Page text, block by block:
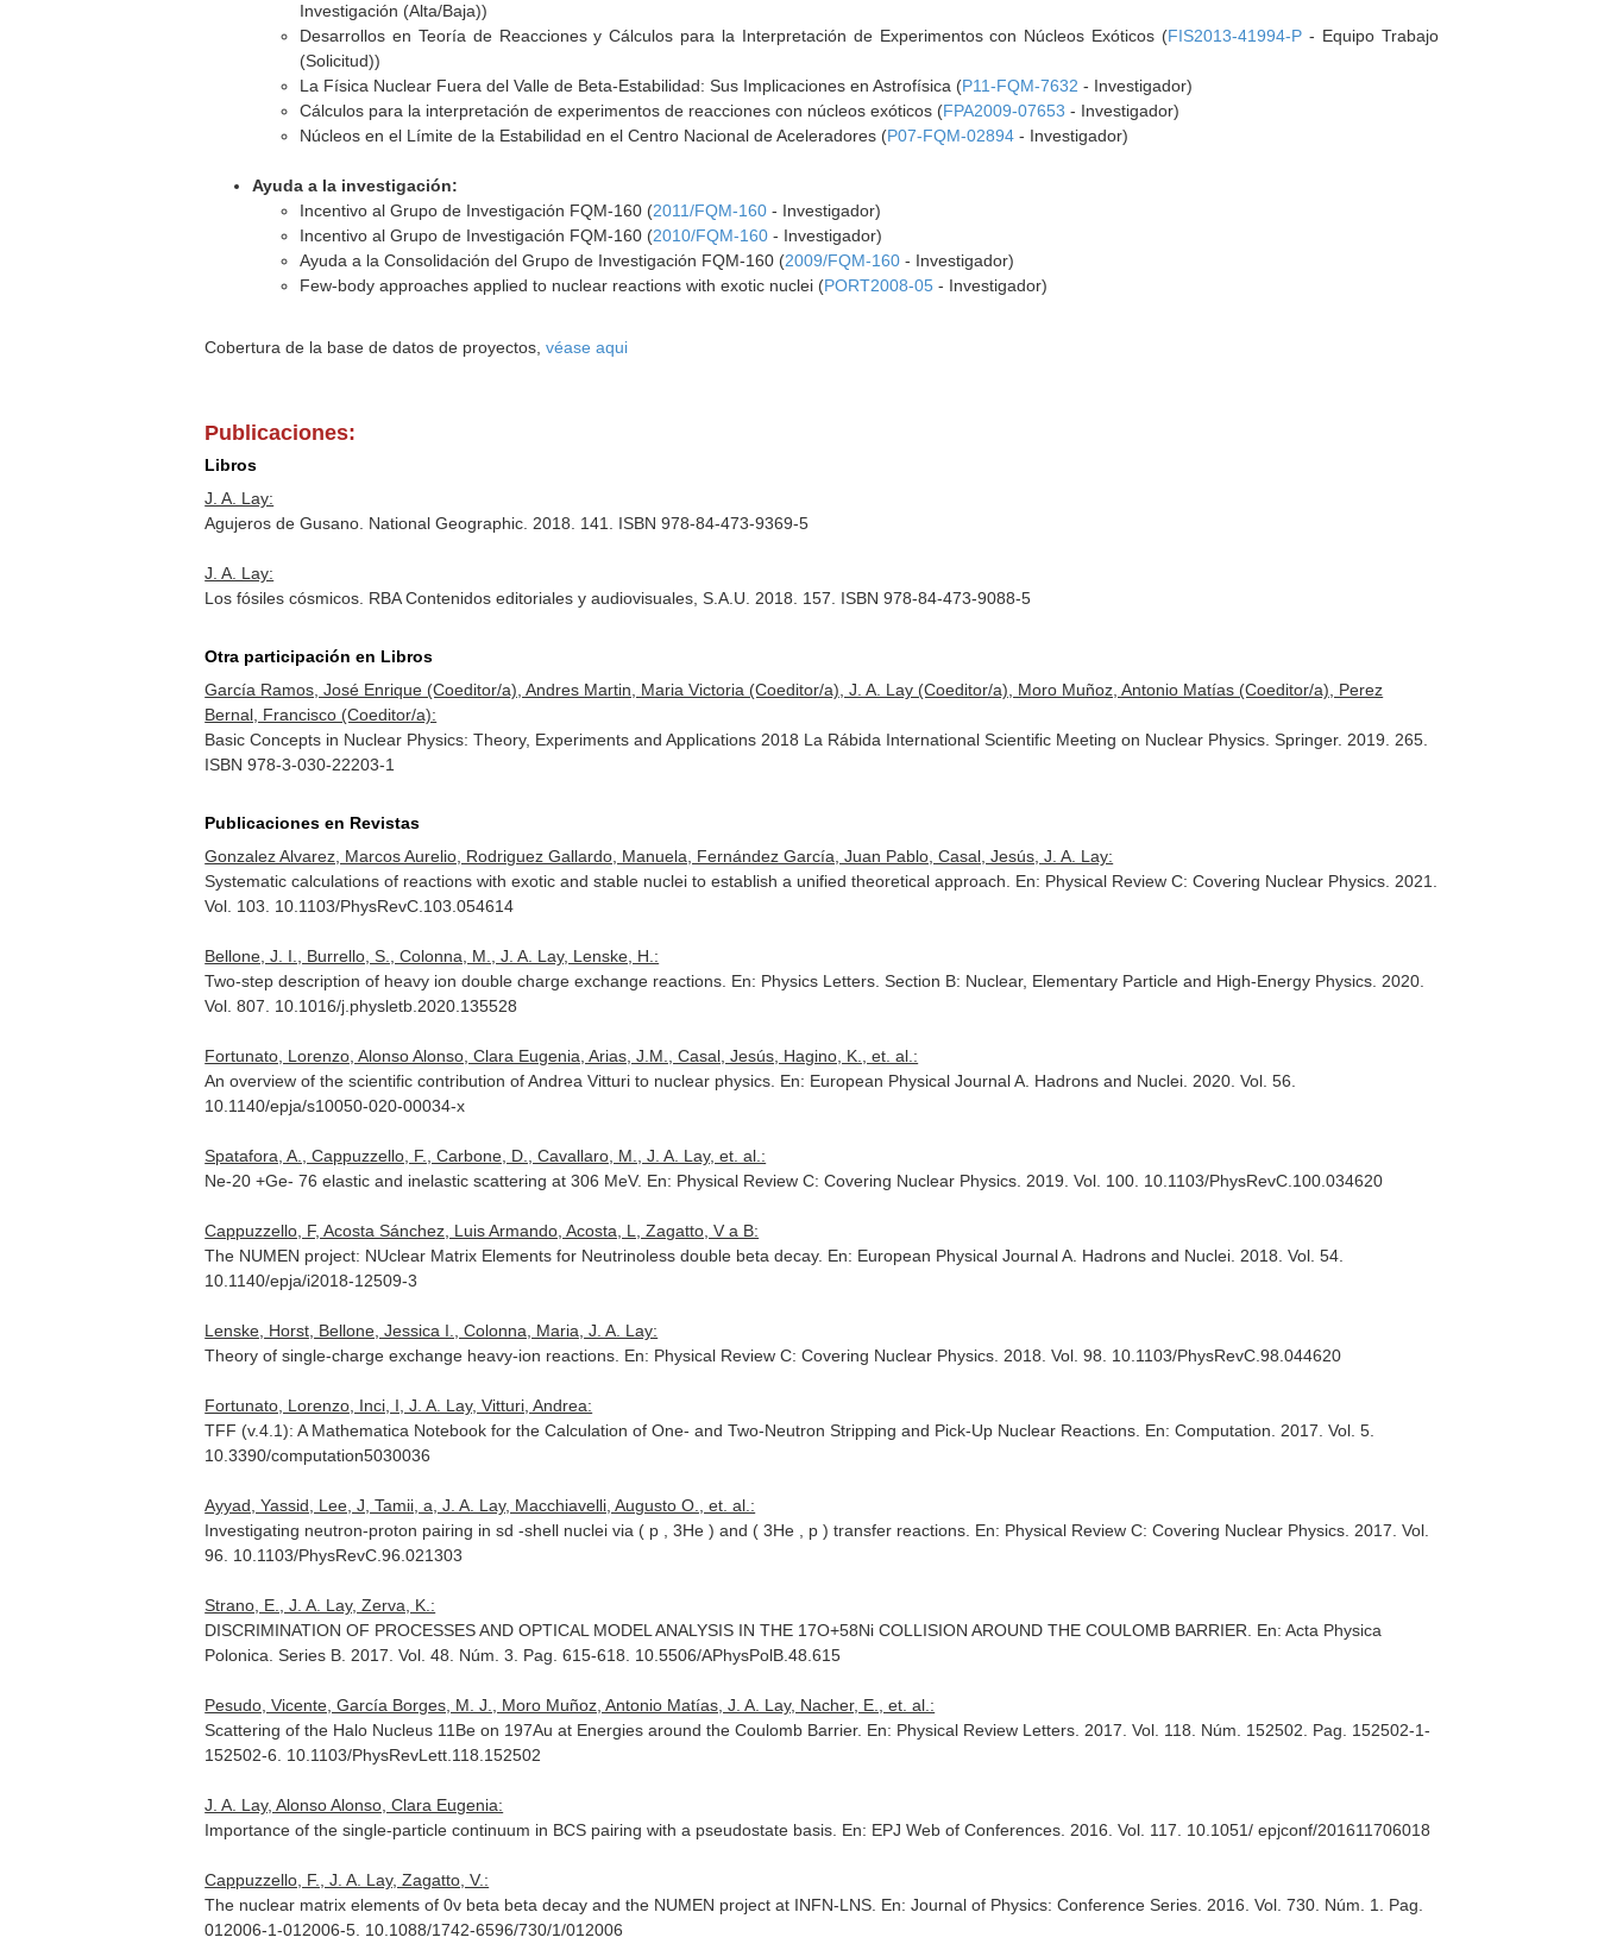
Investigación (Alta/Baja))
Desarrollos en Teoría de Reacciones y Cálculos para la Interpretación de Experimentos con Núcleos Exóticos (FIS2013-41994-P - Equipo Trabajo
(Solicitud))
La Física Nuclear Fuera del Valle de Beta-Estabilidad: Sus Implicaciones en Astrofísica (P11-FQM-7632 - Investigador)
Cálculos para la interpretación de experimentos de reacciones con núcleos exóticos (FPA2009-07653 - Investigador)
Núcleos en el Límite de la Estabilidad en el Centro Nacional de Aceleradores (P07-FQM-02894 - Investigador)
Ayuda a la investigación:
Incentivo al Grupo de Investigación FQM-160 (2011/FQM-160 - Investigador)
Incentivo al Grupo de Investigación FQM-160 (2010/FQM-160 - Investigador)
Ayuda a la Consolidación del Grupo de Investigación FQM-160 (2009/FQM-160 - Investigador)
Few-body approaches applied to nuclear reactions with exotic nuclei (PORT2008-05 - Investigador)
Cobertura de la base de datos de proyectos,véase aqui
Publicaciones:
Libros
J. A. Lay:
Agujeros de Gusano. National Geographic. 2018. 141. ISBN 978-84-473-9369-5
J. A. Lay:
Los fósiles cósmicos. RBA Contenidos editoriales y audiovisuales, S.A.U. 2018. 157. ISBN 978-84-473-9088-5
Otra participación en Libros
García Ramos, José Enrique (Coeditor/a), Andres Martin, Maria Victoria (Coeditor/a), J. A. Lay (Coeditor/a), Moro Muñoz, Antonio Matías (Coeditor/a), Perez
Bernal, Francisco (Coeditor/a):
Basic Concepts in Nuclear Physics: Theory, Experiments and Applications 2018 La Rábida International Scientific Meeting on Nuclear Physics. Springer. 2019. 265.
ISBN 978-3-030-22203-1
Publicaciones en Revistas
Gonzalez Alvarez, Marcos Aurelio, Rodriguez Gallardo, Manuela, Fernández García, Juan Pablo, Casal, Jesús, J. A. Lay:
Systematic calculations of reactions with exotic and stable nuclei to establish a unified theoretical approach. En: Physical Review C: Covering Nuclear Physics . 2021.
Vol. 103. 10.1103/PhysRevC.103.054614
Bellone, J. I., Burrello, S., Colonna, M., J. A. Lay, Lenske, H.:
Two-step description of heavy ion double charge exchange reactions. En: Physics Letters. Section B: Nuclear, Elementary Particle and High-Energy Physics . 2020.
Vol. 807. 10.1016/j.physletb.2020.135528
Fortunato, Lorenzo, Alonso Alonso, Clara Eugenia, Arias, J.M., Casal, Jesús, Hagino, K., et. al.:
An overview of the scientific contribution of Andrea Vitturi to nuclear physics. En: European Physical Journal A. Hadrons and Nuclei . 2020. Vol. 56.
10.1140/epja/s10050-020-00034-x
Spatafora, A., Cappuzzello, F., Carbone, D., Cavallaro, M., J. A. Lay, et. al.:
Ne-20 +Ge- 76 elastic and inelastic scattering at 306 MeV. En: Physical Review C: Covering Nuclear Physics . 2019. Vol. 100. 10.1103/PhysRevC.100.034620
Cappuzzello, F, Acosta Sánchez, Luis Armando, Acosta, L, Zagatto, V a B:
The NUMEN project: NUclear Matrix Elements for Neutrinoless double beta decay. En: European Physical Journal A. Hadrons and Nuclei . 2018. Vol. 54.
10.1140/epja/i2018-12509-3
Lenske, Horst, Bellone, Jessica I., Colonna, Maria, J. A. Lay:
Theory of single-charge exchange heavy-ion reactions. En: Physical Review C: Covering Nuclear Physics . 2018. Vol. 98. 10.1103/PhysRevC.98.044620
Fortunato, Lorenzo, Inci, I, J. A. Lay, Vitturi, Andrea:
TFF (v.4.1): A Mathematica Notebook for the Calculation of One- and Two-Neutron Stripping and Pick-Up Nuclear Reactions. En: Computation . 2017. Vol. 5.
10.3390/computation5030036
Ayyad, Yassid, Lee, J, Tamii, a, J. A. Lay, Macchiavelli, Augusto O., et. al.:
Investigating neutron-proton pairing in sd -shell nuclei via ( p , 3He ) and ( 3He , p ) transfer reactions. En: Physical Review C: Covering Nuclear Physics . 2017. Vol.
96. 10.1103/PhysRevC.96.021303
Strano, E., J. A. Lay, Zerva, K.:
DISCRIMINATION OF PROCESSES AND OPTICAL MODEL ANALYSIS IN THE 17O+58Ni COLLISION AROUND THE COULOMB BARRIER. En: Acta Physica
Polonica. Series B . 2017. Vol. 48. Núm. 3. Pag. 615-618. 10.5506/APhysPolB.48.615
Pesudo, Vicente, García Borges, M. J., Moro Muñoz, Antonio Matías, J. A. Lay, Nacher, E., et. al.:
Scattering of the Halo Nucleus 11Be on 197Au at Energies around the Coulomb Barrier. En: Physical Review Letters . 2017. Vol. 118. Núm. 152502. Pag. 152502-1-
152502-6. 10.1103/PhysRevLett.118.152502
J. A. Lay, Alonso Alonso, Clara Eugenia:
Importance of the single-particle continuum in BCS pairing with a pseudostate basis. En: EPJ Web of Conferences . 2016. Vol. 117. 10.1051/ epjconf/201611706018
Cappuzzello, F., J. A. Lay, Zagatto, V.:
The nuclear matrix elements of 0v beta beta decay and the NUMEN project at INFN-LNS. En: Journal of Physics: Conference Series . 2016. Vol. 730. Núm. 1. Pag.
012006-1-012006-5. 10.1088/1742-6596/730/1/012006